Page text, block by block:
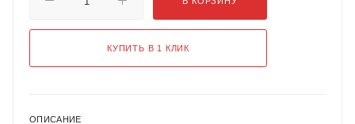
КУПИТЬ В 1 КЛИК
ОПИСАНИЕ